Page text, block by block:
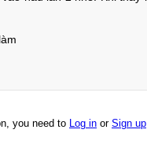
you need to Log in or Sign up